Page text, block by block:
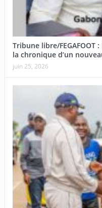
Tribune libre/
la chronique d’un
juin 25, 2026